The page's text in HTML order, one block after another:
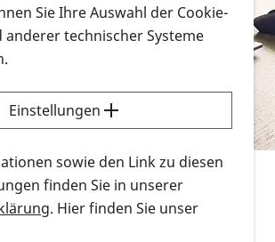
in verschiedenen
Ort
wie Sie nach Infonmaterial
bestellen bzw. herunterladen
Sie sich dieErklärvideos zum
auf der PRO RETINA-Website
Menschen an.
finden Sie sämtliches Infomaterial
Sie Ihre Auswahl der Cookie-
anderer technischer Systeme
Einstellungen
sowie den Link zu diesen
finden Sie in unserer
. Hier finden Sie unser